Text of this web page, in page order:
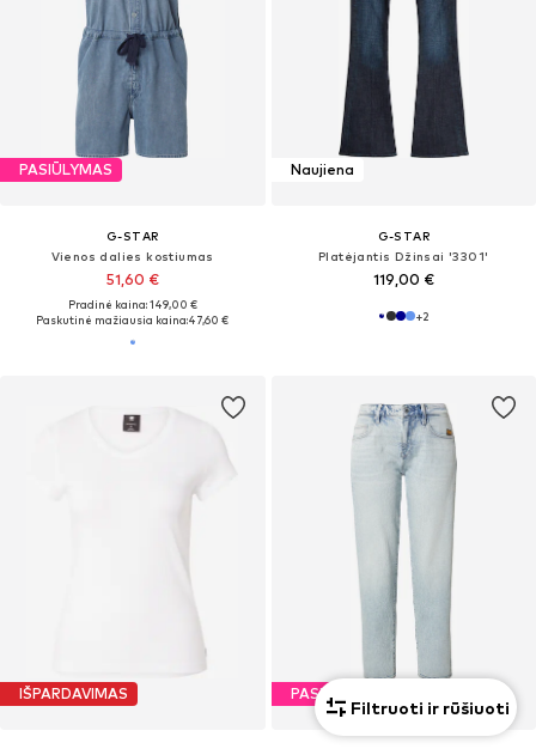
PASIŪLYMAS
G-STAR
Vienos dalies kostiumas
51,60 €
Pradinė kaina: 149,00 €
Paskutinė mažiausia kaina:47,60 €
Naujiena
G-STAR
Platėjantis Džinsai '3301'
119,00 €
+2
IŠPARDAVIMAS PASIŪLYMAS
Filtruoti ir rūšiuoti